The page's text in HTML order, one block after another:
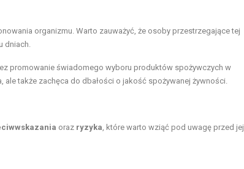
organizmu. Warto zauważyć, że osoby przestrzegające tej
dniach.
promowanie świadomego wyboru produktów spożywczych w
ale także zachęca do dbałości o jakość spożywanej żywności.
oraz ryzyka , które warto wziąć pod uwagę przed jej